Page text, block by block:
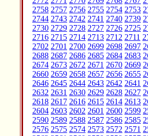
2758 2757 2756 2755 2754 2753
2744 2743 2742 2741 2740 2739
2730 2729 2728 2727 2726 2725
2716 2715 2714 2713 2712 2711
2702 2701 2700 2699 2698 2697
2688 2687 2686 2685 2684 2683
2674 2673 2672 2671 2670 2669
2660 2659 2658 2657 2656 2655
2646 2645 2644 2643 2642 2641
2632 2631 2630 2629 2628 2627
2618 2617 2616 2615 2614 2613
2604 2603 2602 2601 2600 2599
2590 2589 2588 2587 2586 2585
2576 2575 2574 2573 2572 2571